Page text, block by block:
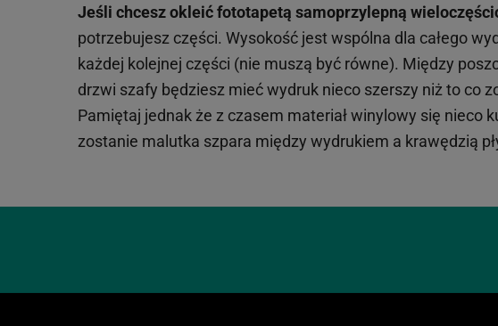
Jeśli chcesz okleić fototapetą samoprzylepną
potrzebujesz części. Wysokość jest wspólna dla całego
każdej kolejnej części (nie muszą być równe). Między
drzwi szafy będziesz mieć wydruk nieco szerszy niż to co
Pamiętaj jednak że z czasem materiał winylowy się nieco
zostanie malutka szpara między wydrukiem a krawędzią